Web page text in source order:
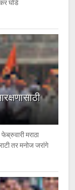
घोडे
मराठा
तर मनोज जरांगे